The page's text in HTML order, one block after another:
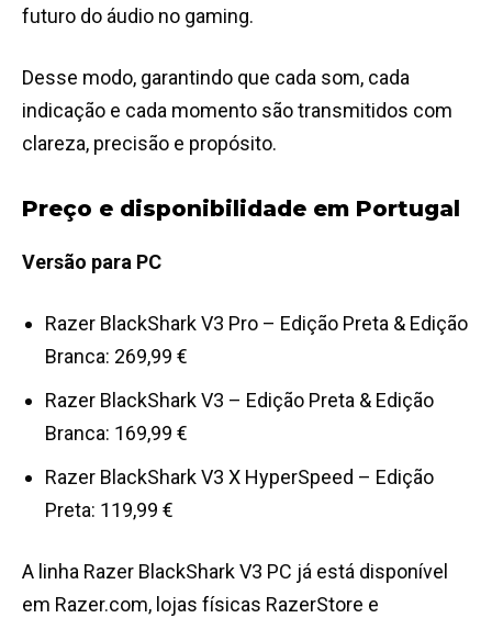
futuro do áudio no gaming.
Desse modo, garantindo que cada som, cada
indicação e cada momento são transmitidos com
clareza, precisão e propósito.
Preço e disponibilidade em Portugal
Versão para PC
Razer BlackShark V3 Pro – Edição Preta & Edição
Branca: 269,99 €
Razer BlackShark V3 – Edição Preta & Edição
Branca: 169,99 €
Razer BlackShark V3 X HyperSpeed – Edição
Preta: 119,99 €
A linha Razer BlackShark V3 PC já está disponível
em Razer.com, lojas físicas RazerStore e